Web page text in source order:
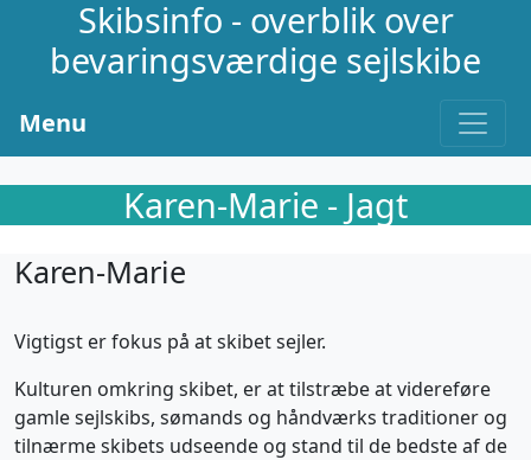
Skibsinfo - overblik over
bevaringsværdige sejlskibe
Menu
Karen-Marie - Jagt
Karen-Marie
Vigtigst er fokus på at skibet sejler.
Kulturen omkring skibet, er at tilstræbe at videreføre
gamle sejlskibs, sømands og håndværks traditioner og
tilnærme skibets udseende og stand til de bedste af de